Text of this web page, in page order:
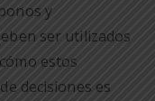
y
ser utilizados
estos
decisiones es